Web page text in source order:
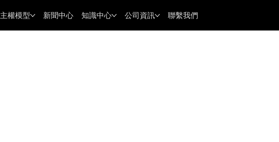
主權模型 新聞中心 知識中心 公司資訊 聯繫我們